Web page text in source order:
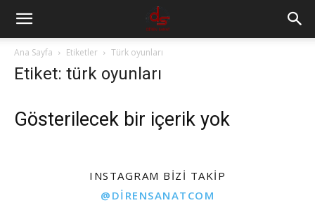
Ana Sayfa Etiketler Türk oyunları
Etiket: türk oyunları
Gösterilecek bir içerik yok
INSTAGRAM BIZI TAKIP
@DIRENSANATCOM